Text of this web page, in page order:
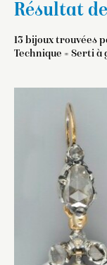
Résultat
13 bijoux trouvées
Technique = Serti à